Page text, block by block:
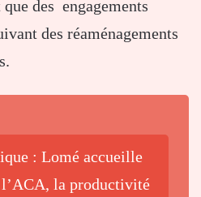
des engagements
des réaménagements
: Lomé accueille
l’ACA, la productivité